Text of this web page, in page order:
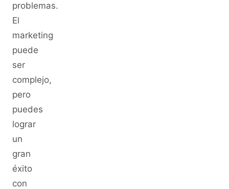
problemas.
El
marketing
puede
ser
complejo,
pero
puedes
lograr
un
gran
éxito
con